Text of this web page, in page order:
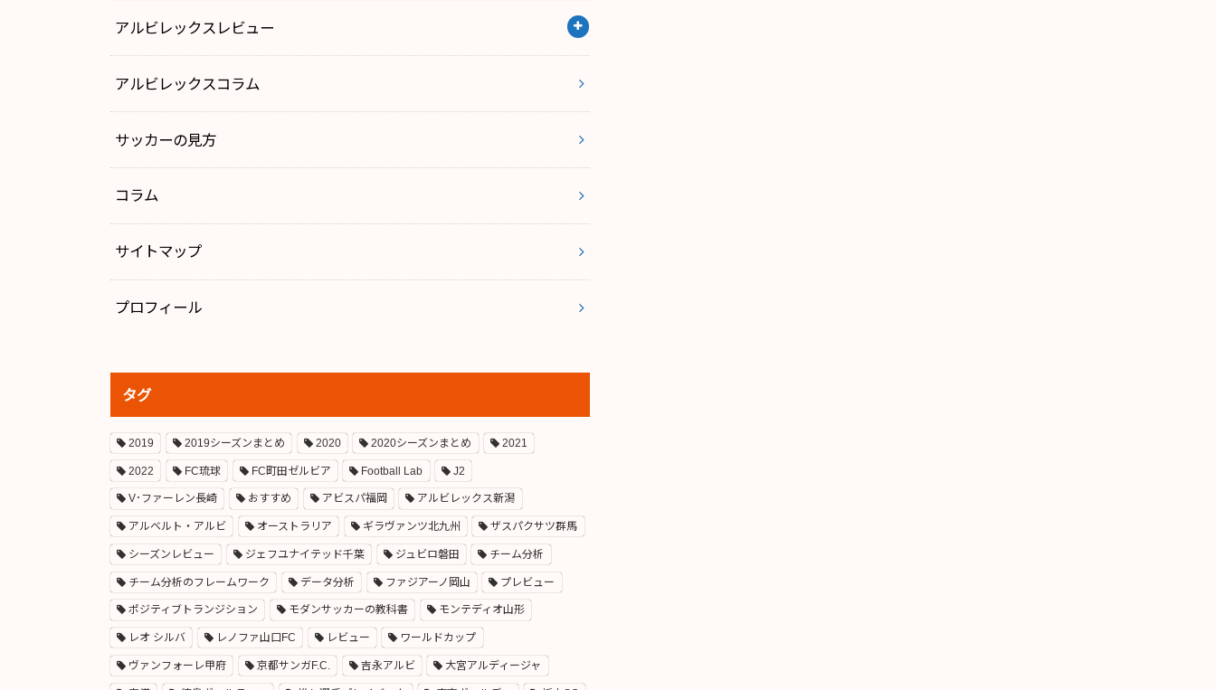
アルビレックスレビュー
アルビレックスコラム
サッカーの見方
コラム
サイトマップ
プロフィール
タグ
2019 2019シーズンまとめ 2020 2020シーズンまとめ 2021
2022 FC琉球 FC町田ゼルビア Football Lab J2
V･ファーレン長崎 おすすめ アビスパ福岡 アルビレックス新潟
アルベルト・アルビ オーストラリア ギラヴァンツ北九州 ザスパクサツ群馬
シーズンレビュー ジェフユナイテッド千葉 ジュビロ磐田 チーム分析
チーム分析のフレームワーク データ分析 ファジアーノ岡山 プレビュー
ポジティブトランジション モダンサッカーの教科書 モンテディオ山形
レオ シルバ レノファ山口FC レビュー ワールドカップ
ヴァンフォーレ甲府 京都サンガF.C. 吉永アルビ 大宮アルディージャ